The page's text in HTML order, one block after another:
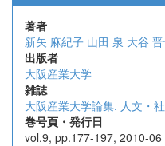
著者
新矢 麻紀子 山田 泉 大谷
出版者
大阪産業大学
雑誌
大阪産業大学論集. 人文・
巻号頁・発行日
vol.9, pp.177-197, 2010-06